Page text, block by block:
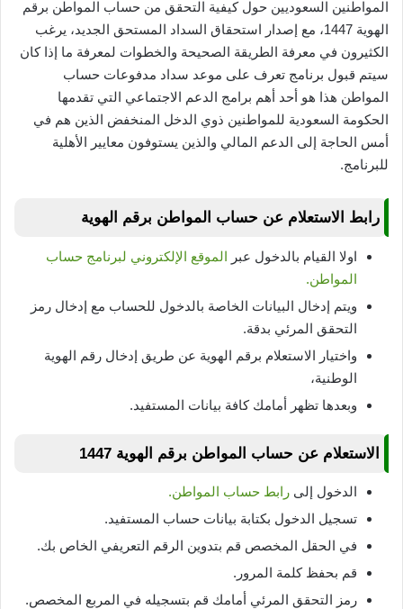
المواطنين السعوديين حول كيفية التحقق من حساب المواطن برقم
الهوية 1447، مع إصدار استحقاق السداد المستحق الجديد، يرغب
الكثيرون في معرفة الطريقة الصحيحة والخطوات لمعرفة ما إذا كان
سيتم قبول برنامج تعرف على موعد سداد مدفوعات حساب
المواطن هذا هو أحد أهم برامج الدعم الاجتماعي التي تقدمها
الحكومة السعودية للمواطنين ذوي الدخل المنخفض الذين هم في
أمس الحاجة إلى الدعم المالي والذين يستوفون معايير الأهلية
للبرنامج.
رابط الاستعلام عن حساب المواطن برقم الهوية
اولا القيام بالدخول عبر الموقع الإلكتروني لبرنامج حساب
المواطن.
ويتم إدخال البيانات الخاصة بالدخول للحساب مع إدخال رمز
التحقق المرئي بدقة.
واختيار الاستعلام برقم الهوية عن طريق إدخال رقم الهوية
الوطنية،
وبعدها تظهر أمامك كافة بيانات المستفيد.
الاستعلام عن حساب المواطن برقم الهوية 1447
الدخول إلى رابط حساب المواطن.
تسجيل الدخول بكتابة بيانات حساب المستفيد.
في الحقل المخصص قم بتدوين الرقم التعريفي الخاص بك.
قم بحفظ كلمة المرور.
رمز التحقق المرئي أمامك قم بتسجيله في المربع المخصص.